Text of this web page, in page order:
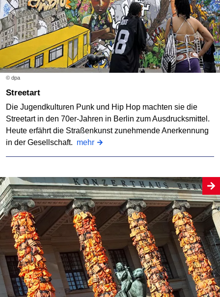
© dpa
Streetart
Die Jugendkulturen Punk und Hip Hop machten sie die
Streetart in den 70er-Jahren in Berlin zum Ausdrucksmittel.
Heute erfährt die Straßenkunst zunehmende Anerkennung
in der Gesellschaft. mehr